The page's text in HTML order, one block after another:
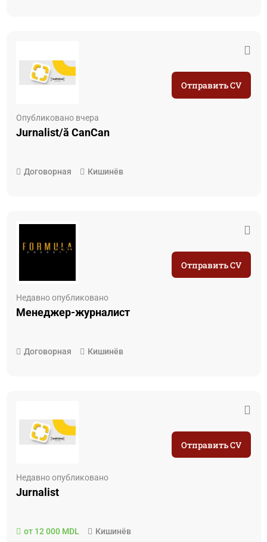
Опубликовано вчера
Jurnalist/ă CanCan
Договорная Кишинёв
Отправить CV
Недавно опубликовано
Менеджер-журналист
Договорная Кишинёв
Отправить CV
Недавно опубликовано
Jurnalist
от 12 000 MDL Кишинёв
Отправить CV